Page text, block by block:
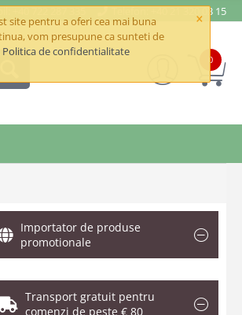
×
site pentru a oferi cea mai buna
vom presupune ca sunteti de
Politica de confidentialitate
+40 722 287 335 Telefon: +40 21 320 03 15
0
Importator de produse
promotionale
Transport gratuit pentru
comenzi de peste € 80